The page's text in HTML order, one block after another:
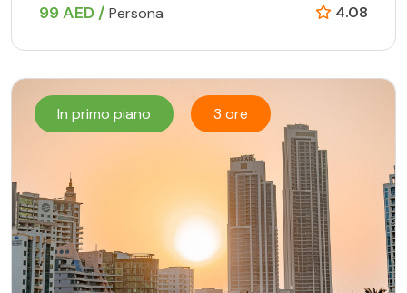
99 AED / Persona 4.08
In primo piano 3 ore